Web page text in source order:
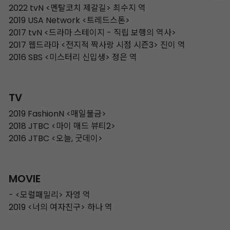
2022 tvN <멘탈코치 제갈길> 최수지 역
2019 USA Network <트레드스톤>
2017 tvN <드라마 스테이지 - 직립 보행의 역사>
2017 웹드라마 <전지적 짝사랑 시점 시즌3> 진이 역
2016 SBS <미스터리 신입생> 정은 역
TV
2019 FashionN <매일불금>
2018 JTBC <마이 매드 뷰티2>
2016 JTBC <오늘, 굿데이>
MOVIE
- <모럴패밀리> 자영 역
2019 <너의 여자친구> 하나 역